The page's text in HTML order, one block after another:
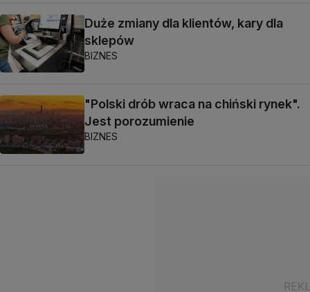
Duże zmiany dla klientów, kary dla
sklepów
BIZNES
"Polski drób wraca na chiński rynek".
Jest porozumienie
BIZNES